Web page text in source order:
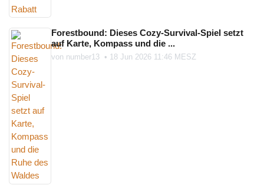
Forestbound: Dieses Cozy-Survival-Spiel setzt
auf Karte, Kompass und die ...
von number13 • 18 Jun 2026 11:46 MESZ